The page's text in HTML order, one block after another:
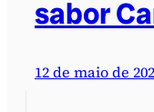
sabor
12 de maio de